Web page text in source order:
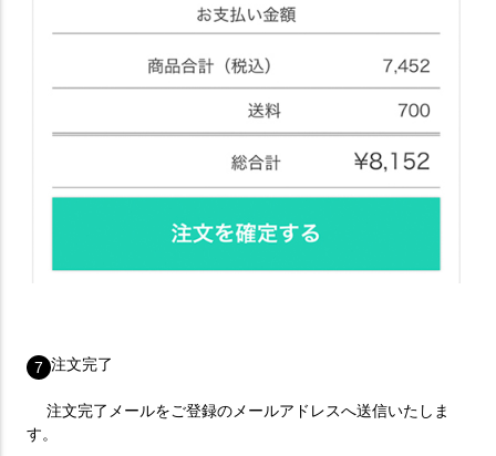
7 注文完了
注文完了メールをご登録のメールアドレスへ送信いたしま
す。